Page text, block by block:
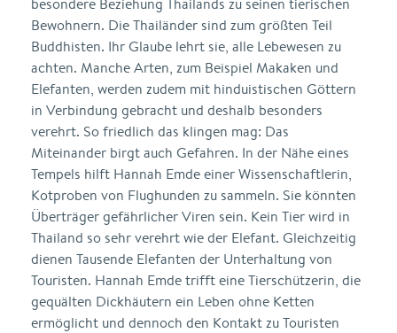
besondere Beziehung Thailands zu seinen tierischen
Bewohnern. Die Thailänder sind zum größten Teil
Buddhisten. Ihr Glaube lehrt sie, alle Lebewesen zu
achten. Manche Arten, zum Beispiel Makaken und
Elefanten, werden zudem mit hinduistischen Göttern
in Verbindung gebracht und deshalb besonders
verehrt. So friedlich das klingen mag: Das
Miteinander birgt auch Gefahren. In der Nähe eines
Tempels hilft Hannah Emde einer Wissenschaftlerin,
Kotproben von Flughunden zu sammeln. Sie könnten
Überträger gefährlicher Viren sein. Kein Tier wird in
Thailand so sehr verehrt wie der Elefant. Gleichzeitig
dienen Tausende Elefanten der Unterhaltung von
Touristen. Hannah Emde trifft eine Tierschützerin, die
gequälten Dickhäutern ein Leben ohne Ketten
ermöglicht und dennoch den Kontakt zu Touristen